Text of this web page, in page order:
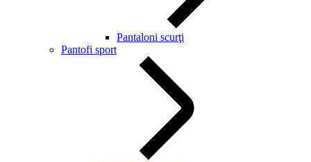
Pantaloni scurţi
Pantofi sport